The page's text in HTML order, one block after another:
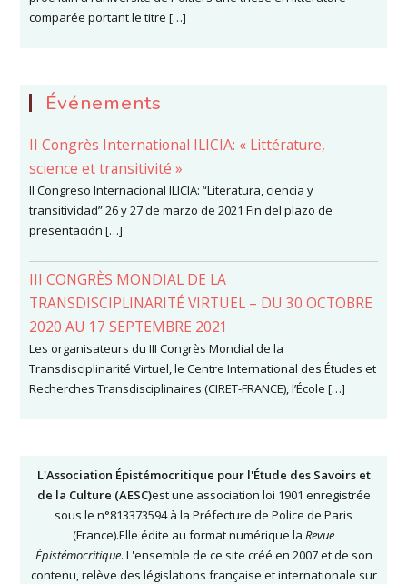
comparée portant le titre […]
Événements
II Congrès International ILICIA: « Littérature,
science et transitivité »
II Congreso Internacional ILICIA: “Literatura, ciencia y
transitividad” 26 y 27 de marzo de 2021 Fin del plazo de
presentación […]
III CONGRÈS MONDIAL DE LA
TRANSDISCIPLINARITÉ VIRTUEL – DU 30 OCTOBRE
2020 AU 17 SEPTEMBRE 2021
Les organisateurs du III Congrès Mondial de la
Transdisciplinarité Virtuel, le Centre International des Études et
Recherches Transdisciplinaires (CIRET-FRANCE), l’École […]
L'Association Épistémocritique pour l'Étude des Savoirs et
de la Culture (AESC)est une association loi 1901 enregistrée
sous le n°813373594 à la Préfecture de Police de Paris
(France).Elle édite au format numérique la Revue
Épistémocritique. L'ensemble de ce site créé en 2007 et de son
contenu, relève des législations française et internationale sur